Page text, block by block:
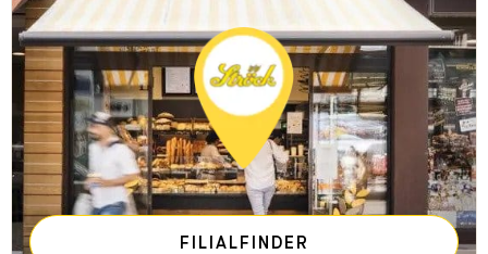
FILIALFINDER